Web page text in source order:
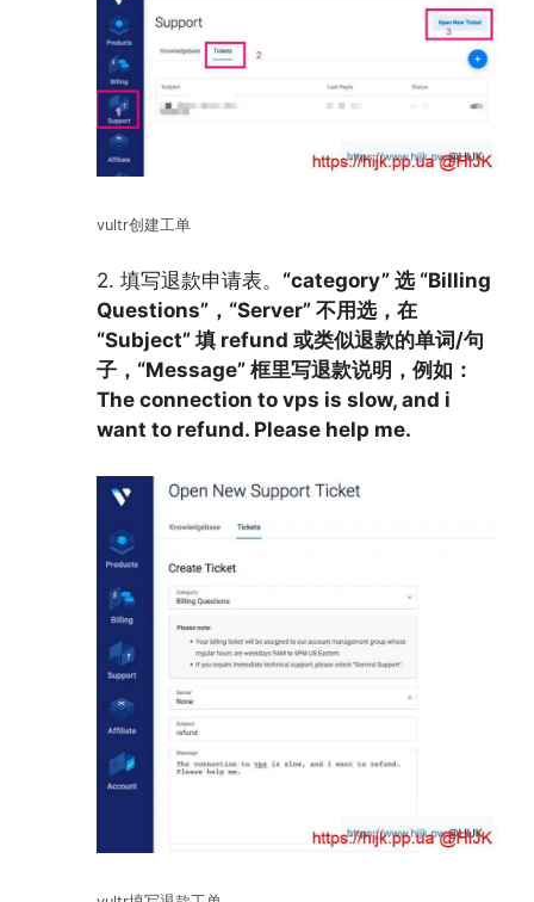
vultr创建工单
2. 填写退款申请表。 “category” 选 “Billing
Questions”，“Server” 不用选，在
“Subject” 填 refund 或类似退款的单词/句
子，“Message” 框里写退款说明，例如：
The connection to vps is slow, and i
want to refund. Please help me.